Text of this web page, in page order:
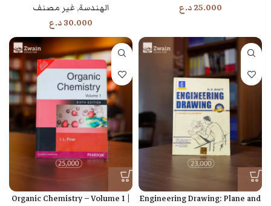
25.000د.ع الهندسة,غير مصنف
30.000د.ع
Engineering Drawing: Plane and
Organic Chemistry – Volume 1 |